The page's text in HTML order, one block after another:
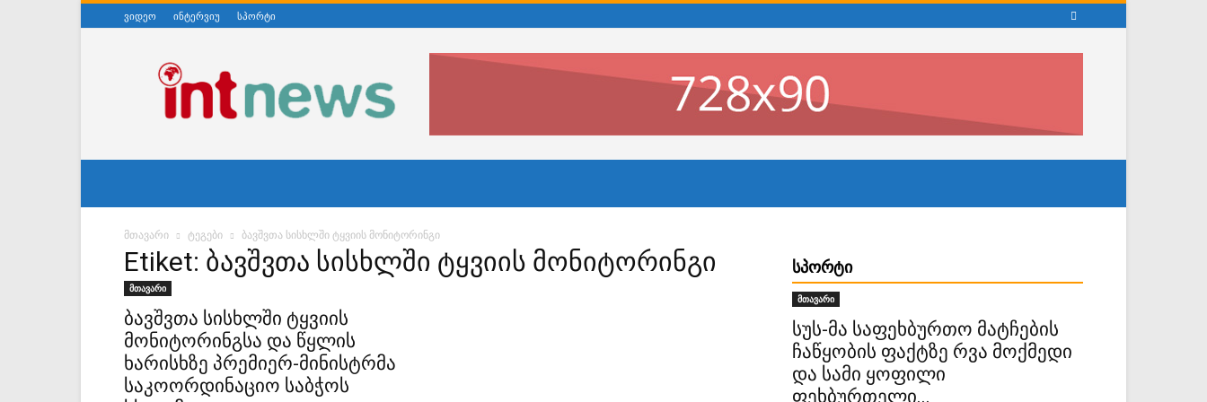
ვიდეო ინტერვიუ სპორტი
ინტერნეტნიუსი
მთავარი ტეგები ბავშვთა სისხლში ტყვიის მონიტორინგი
Etiket: ბავშვთა სისხლში ტყვიის მონიტორინგი
მთავარი
ბავშვთა სისხლში ტყვიის
მონიტორინგსა და წყლის
ხარისხზე პრემიერ-მინისტრმა
საკოორდინაციო საბჭოს
ᲡᲞᲝᲠᲢᲘ
მთავარი
სუს-მა საფეხბურთო მატჩების
ჩაწყობის ფაქტზე რვა მოქმედი
და სამი ყოფილი
ფეხბურთელი...